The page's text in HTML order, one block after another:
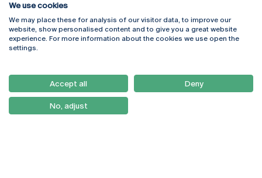
Rua Diogo Botelho 1327
4169-005 Porto
+351 226 196 240
Campus Online
Webmail
Como Chegar
Newsletter
We use cookies
We may place these for analysis of our visitor data, to improve our
website, show personalised content and to give you a great website
experience. For more information about the cookies we use open the
settings.
Accept all Deny
No, adjust